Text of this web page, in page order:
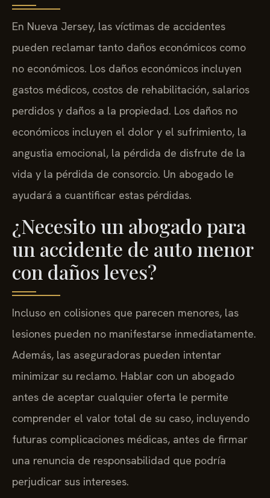
En Nueva Jersey, las víctimas de accidentes
pueden reclamar tanto daños económicos como
no económicos. Los daños económicos incluyen
gastos médicos, costos de rehabilitación, salarios
perdidos y daños a la propiedad. Los daños no
económicos incluyen el dolor y el sufrimiento, la
angustia emocional, la pérdida de disfrute de la
vida y la pérdida de consorcio. Un abogado le
ayudará a cuantificar estas pérdidas.
¿Necesito un abogado para
un accidente de auto menor
con daños leves?
Incluso en colisiones que parecen menores, las
lesiones pueden no manifestarse inmediatamente.
Además, las aseguradoras pueden intentar
minimizar su reclamo. Hablar con un abogado
antes de aceptar cualquier oferta le permite
comprender el valor total de su caso, incluyendo
futuras complicaciones médicas, antes de firmar
una renuncia de responsabilidad que podría
perjudicar sus intereses.